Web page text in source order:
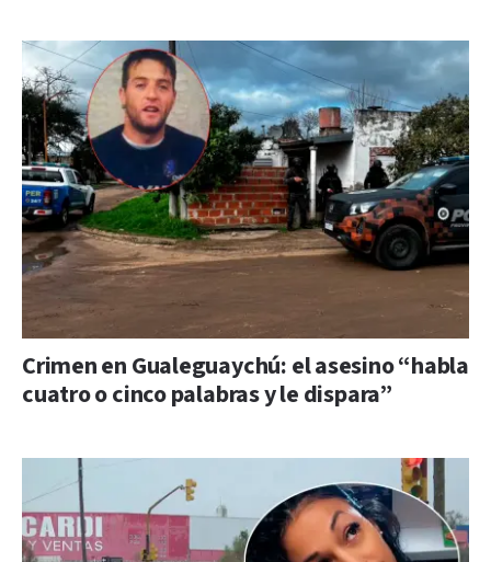
Crimen en Gualeguaychú: el asesino “habla
cuatro o cinco palabras y le dispara”